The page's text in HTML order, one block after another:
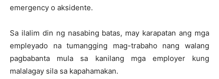
emergency o aksidente.
Sa ilalim din ng nasabing batas, may karapatan ang mga
empleyado na tumangging mag-trabaho nang walang
pagbabanta mula sa kanilang mga employer kung
malalagay sila sa kapahamakan.